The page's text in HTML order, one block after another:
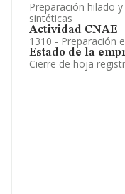
Preparación hilado
sintéticas
Actividad CNAE
1310 - Preparación
Estado de la
Cierre de hoja